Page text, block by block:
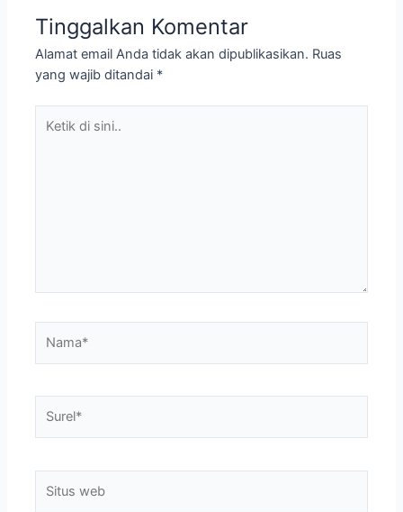
Tinggalkan Komentar
Alamat email Anda tidak akan dipublikasikan. Ruas
yang wajib ditandai *
web